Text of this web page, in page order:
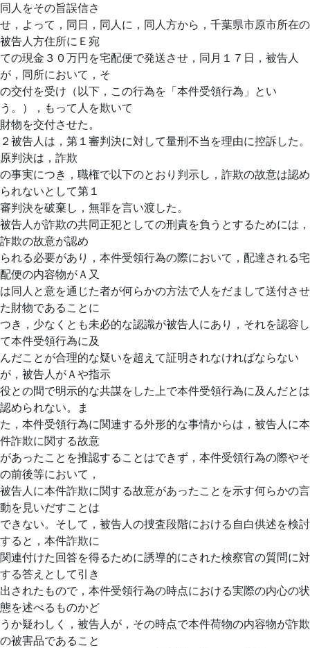
同人をその旨誤信さ
せ，よって，同日，同人に，同人方から，千葉県市原市所在の
被告人方住所にＥ宛
ての現金３０万円を宅配便で発送させ，同月１７日，被告人
が，同所において，そ
の交付を受け（以下，この行為を「本件受領行為」とい
う。），もって人を欺いて
財物を交付させた。
２被告人は，第１審判決に対して量刑不当を理由に控訴した。
原判決は，詐欺
の事実につき，職権で以下のとおり判示し，詐欺の故意は認め
られないとして第１
審判決を破棄し，無罪を言い渡した。
被告人が詐欺の共同正犯としての刑責を負うとするためには，
詐欺の故意が認め
られる必要があり，本件受領行為の際において，配達される宅
配便の内容物がＡ又
は同人と意を通じた者が何らかの方法で人をだまして送付させ
た財物であることに
つき，少なくとも未必的な認識が被告人にあり，それを認容し
て本件受領行為に及
んだことが合理的な疑いを超えて証明されなければならない
が，被告人がＡや指示
役との間で明示的な共謀をした上で本件受領行為に及んだとは
認められない。ま
た，本件受領行為に関連する外形的な事情からは，被告人に本
件詐欺に関する故意
があったことを推認することはできず，本件受領行為の際やそ
の前後等において，
被告人に本件詐欺に関する故意があったことを示す何らかの言
動を見いだすことは
できない。そして，被告人の捜査段階における自白供述を検討
すると，本件詐欺に
関連付けた回答を得るために誘導的にされた検察官の質問に対
する答えとして引き
出されたもので，本件受領行為の時点における実際の内心の状
態を述べるものかど
うか疑わしく，被告人が，その時点で本件荷物の内容物が詐欺
の被害品であること